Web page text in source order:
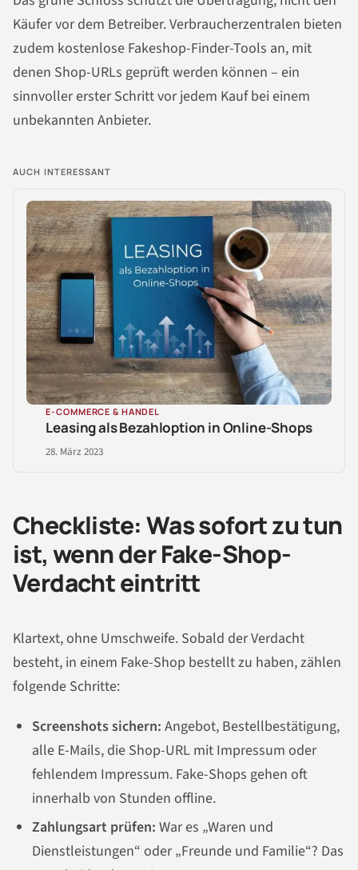
Käufer vor dem Betreiber. Verbraucherzentralen bieten
zudem kostenlose Fakeshop-Finder-Tools an, mit
denen Shop-URLs geprüft werden können – ein
sinnvoller erster Schritt vor jedem Kauf bei einem
unbekannten Anbieter.
AUCH INTERESSANT
E-COMMERCE & HANDEL
Leasing als Bezahloption in Online-Shops
28. März 2023
Checkliste: Was sofort zu tun
ist, wenn der Fake-Shop-
Verdacht eintritt
Klartext, ohne Umschweife. Sobald der Verdacht
besteht, in einem Fake-Shop bestellt zu haben, zählen
folgende Schritte:
Screenshots sichern: Angebot, Bestellbestätigung,
alle E-Mails, die Shop-URL mit Impressum oder
fehlendem Impressum. Fake-Shops gehen oft
innerhalb von Stunden offline.
Zahlungsart prüfen: War es „Waren und
Dienstleistungen“ oder „Freunde und Familie“? Das